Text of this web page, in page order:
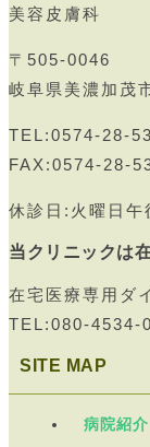
美容皮膚科
〒505-0046
岐阜県美濃加茂
TEL:0574-28-
FAX:0574-28-
休診日:火曜日午
当クリニックは
在宅医療専用ダ
TEL:080-4534-
SITE MAP
病院紹介